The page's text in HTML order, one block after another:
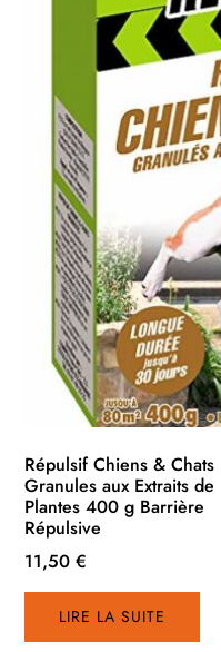
Répulsif Chiens & Chats
Granules aux Extraits de
Plantes 400 g Barrière
Répulsive
11,50€
LIRE LA SUITE